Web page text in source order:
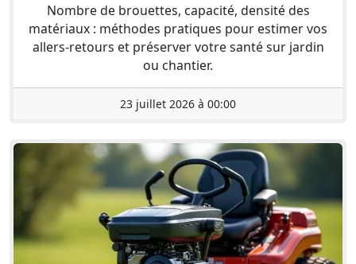
Nombre de brouettes, capacité, densité des
matériaux : méthodes pratiques pour estimer vos
allers-retours et préserver votre santé sur jardin
ou chantier.
23 juillet 2026 à 00:00